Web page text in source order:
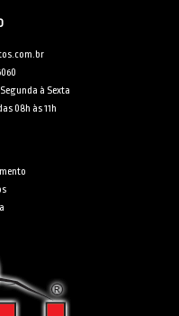
à Sexta
08h às 11h